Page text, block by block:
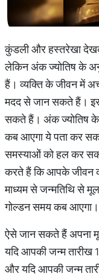
कुंडली और हस्तरेखा
लेकिन अंक ज्योतिष के
हैं। व्यक्ति के जीवन में
मदद से जान सकते हैं।
सकते हैं। अंक ज्योतिष के
कब आएगा ये पता कर
समस्याओं को हल कर
करते हैं कि आपके जीवन
माध्यम से जन्मतिथि से
गोल्डन समय कब आएगा।
ऐसे जान सकते हैंं अपना
यदि आपकी जन्म तारीख
और यदि आपकी जन्म